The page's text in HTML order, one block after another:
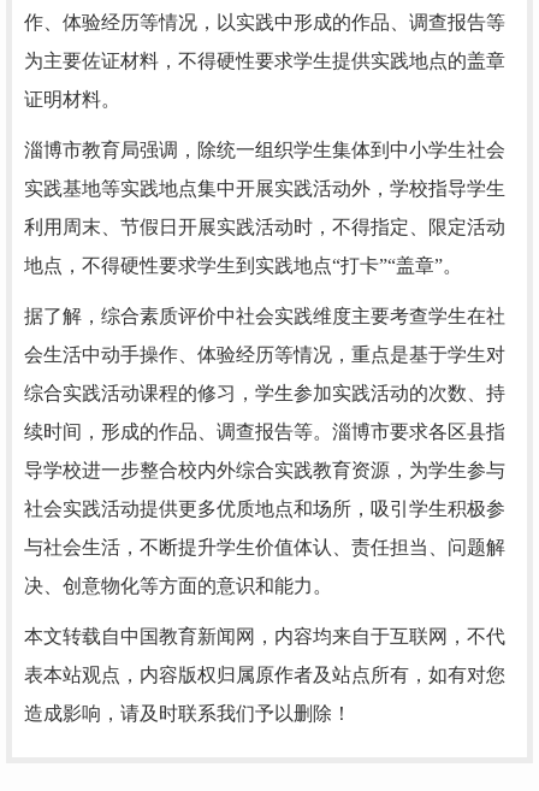
作、体验经历等情况，以实践中形成的作品、调查报告等
为主要佐证材料，不得硬性要求学生提供实践地点的盖章
证明材料。
淄博市教育局强调，除统一组织学生集体到中小学生社会
实践基地等实践地点集中开展实践活动外，学校指导学生
利用周末、节假日开展实践活动时，不得指定、限定活动
地点，不得硬性要求学生到实践地点“打卡”“盖章”。
据了解，综合素质评价中社会实践维度主要考查学生在社
会生活中动手操作、体验经历等情况，重点是基于学生对
综合实践活动课程的修习，学生参加实践活动的次数、持
续时间，形成的作品、调查报告等。淄博市要求各区县指
导学校进一步整合校内外综合实践教育资源，为学生参与
社会实践活动提供更多优质地点和场所，吸引学生积极参
与社会生活，不断提升学生价值体认、责任担当、问题解
决、创意物化等方面的意识和能力。
本文转载自中国教育新闻网，内容均来自于互联网，不代
表本站观点，内容版权归属原作者及站点所有，如有对您
造成影响，请及时联系我们予以删除！